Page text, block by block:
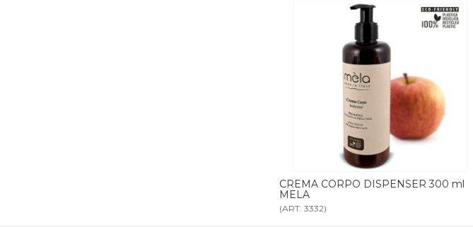
SAPONE LIQUIDO DISPENSER 300 ml
MELA
(ART. 3331)